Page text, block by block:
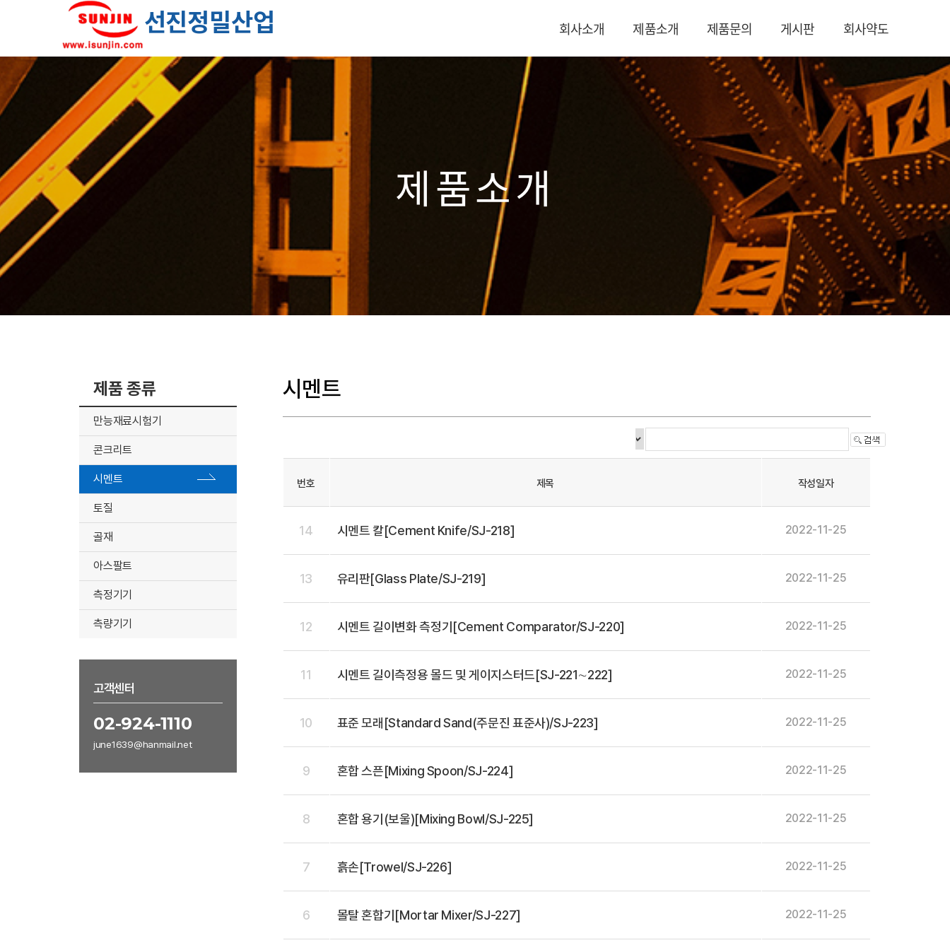
선진정밀산업 회사소개 제품소개 제품문의 게시판 회사약도
제품소개
제품 종류
만능재료시험기
콘크리트
시멘트
토질
골재
아스팔트
측정기기
측량기기
고객센터
02-924-1110
june1639@hanmail.net
시멘트
번호 제목 작성일자
14 시멘트 칼[Cement Knife/SJ-218] 2022-11-25
13 유리판[Glass Plate/SJ-219] 2022-11-25
12 시멘트 길이변화 측정기[Cement Comparator/SJ-220] 2022-11-25
11 시멘트 길이측정용 몰드 및 게이지스터드[SJ-221∼222] 2022-11-25
10 표준 모래[Standard Sand(주문진 표준사)/SJ-223] 2022-11-25
9 혼합 스픈[Mixing Spoon/SJ-224] 2022-11-25
8 혼합 용기(보울)[Mixing Bowl/SJ-225] 2022-11-25
7 흙손[Trowel/SJ-226] 2022-11-25
6 몰탈 혼합기[Mortar Mixer/SJ-227] 2022-11-25